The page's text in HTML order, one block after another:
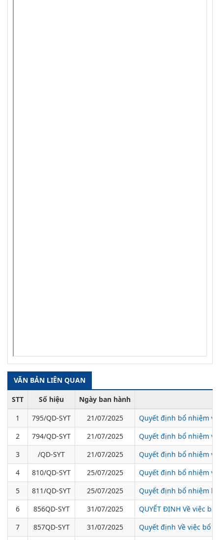
VĂN BẢN LIÊN QUAN
STT Số hiệu
Ngày ban hành
1
795/QD-SYT 21/07/2025
Quyết định bổ nhiệm
2
794/QD-SYT 21/07/2025
Quyết định bổ nhiệm
3
/QD-SYT 21/07/2025
Quyết định bổ nhiệm
4
810/QD-SYT 25/07/2025
Quyết định bổ nhiệm
5
811/QD-SYT 25/07/2025
Quyết định bổ nhiệm
6
856QD-SYT 31/07/2025
QUYẾT ĐỊNH Về việc
7
857QD-SYT 31/07/2025 Quyết định Về việc bổ